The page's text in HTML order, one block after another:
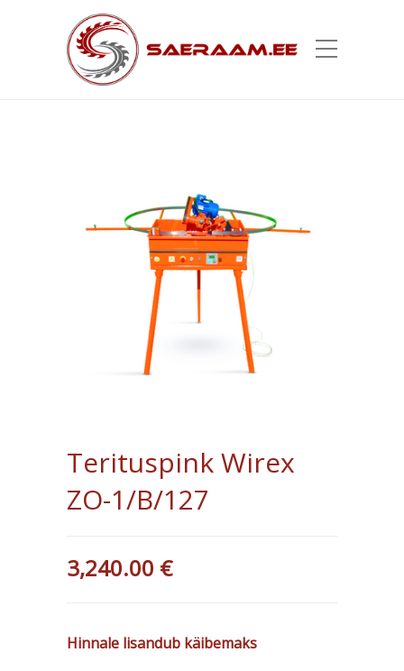
Terituspink Wirex
ZO-1/B/127
3,240.00 €
Hinnale lisandub käibemaks